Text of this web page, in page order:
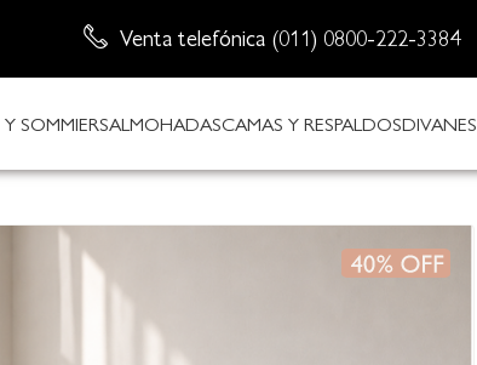
Envío sin cargo
Venta telefónica (011) 0800-222-3384
SOMMIERSALMOHADASCAMAS Y RESPALDOSDIVANES